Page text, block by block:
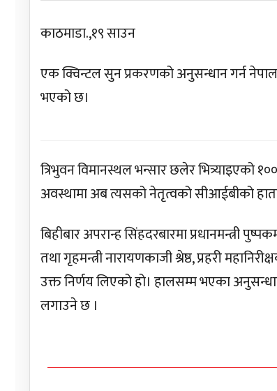
काठमाडा.,१९ साउन
एक क्विन्टल सुन प्रकरणको अनुसन्धान गर्न
भएको छ।
त्रिभुवन विमानस्थल भन्सार छलेर
अवस्थामा अब त्यसको नेतृत्वको सीआईबीको
बिहीबार अपरान्ह सिंहदरबारमा प्रधानमन्त्री
तथा गृहमन्त्री नारायणकाजी श्रेष्ठ, प्रहरी
उक्त निर्णय लिएको हो। हालसम्म भएका
लगाउने छ ।